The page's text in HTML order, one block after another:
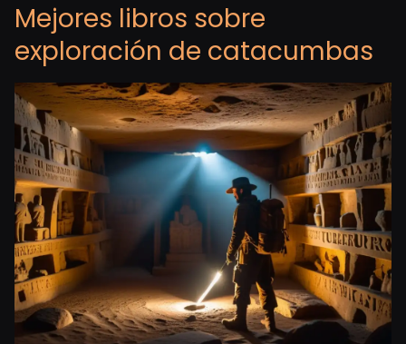
Mejores libros sobre
exploración de catacumbas